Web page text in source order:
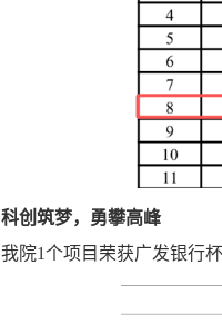
科创筑梦，勇攀高峰
我院1个项目荣获广发银行